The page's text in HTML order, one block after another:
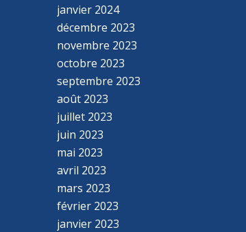
janvier 2024
décembre 2023
novembre 2023
octobre 2023
septembre 2023
août 2023
juillet 2023
juin 2023
mai 2023
avril 2023
mars 2023
février 2023
janvier 2023